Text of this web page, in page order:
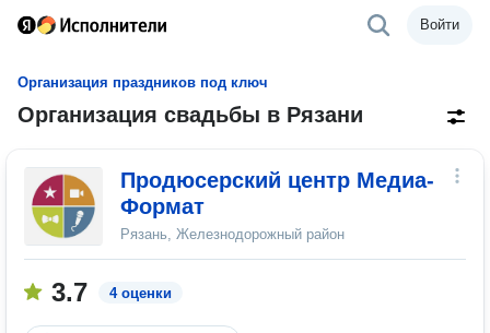
Войти
Организация праздников под ключ
Организация свадьбы в Рязани
Продюсерский центр Медиа-
Формат
Рязань, Железнодорожный район
3.7 4 оценки